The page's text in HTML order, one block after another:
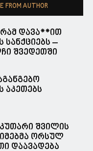
FROM AUTHOR
დავა**ით
–
შვედეთში
აკეთებს
შვილის
ორსულ
დაავადება